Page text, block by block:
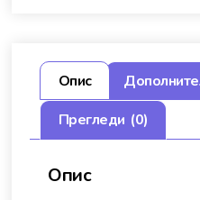
Опис
Прегледи (0)
Опис